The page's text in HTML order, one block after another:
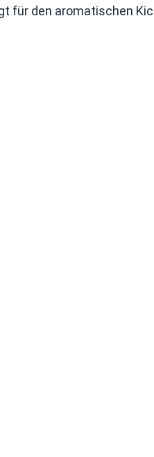
für den aromatischen